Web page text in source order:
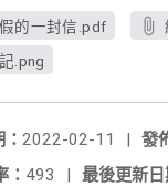
的一封信.pdf
.png
發
2022-02-11
|
最後更新日
： 493 |